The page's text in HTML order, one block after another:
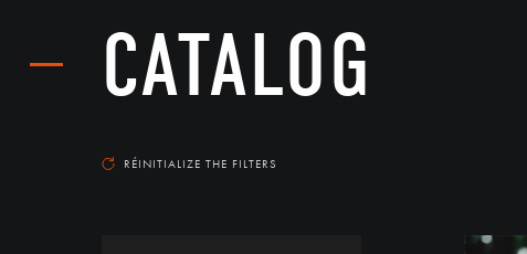
CATALOG
RÉINITIALIZE THE FILTERS